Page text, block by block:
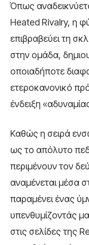
Όπως
Heated Rivalry, η
επιβραβεύει τη
στην ομάδα,
οποιαδήποτε
ετεροκανονικό
ένδειξη
Καθώς η σειρά
ως το απόλυτο
περιμένουν τον
αναμένεται μέσα
παραμένει ένας
υπενθυμίζοντάς
στις σελίδες της